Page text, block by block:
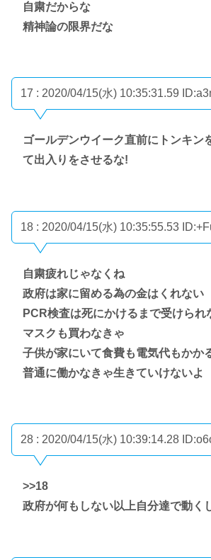
自粛だからな
精神論の限界だな
17 : 2020/04/15(水) 10:35:31.59
ゴールデンウイーク直前にトンキン
て出入りをさせるな!
18 : 2020/04/15(水) 10:35:55.53
自粛疲れじゃなくね
政府は家に留める為の金はくれない
PCR検査は死にかけるまで受けられ
マスクも買わなきゃ
子供が家にいて食費も電気代もかか
普通に働かなきゃ生きていけないよ
28 : 2020/04/15(水) 10:39:14.28
>>18
政府が何もしない以上自分達で動く